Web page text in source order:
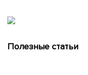
Полезные статьи